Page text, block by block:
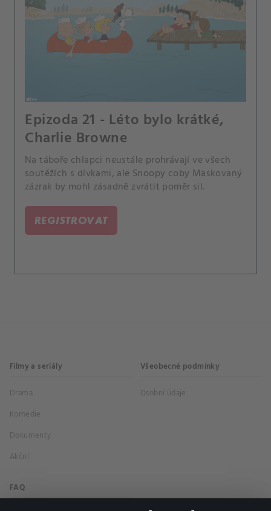
Epizoda 21 - Léto bylo krátké,
Charlie Browne
Na táboře chlapci neustále prohrávají ve všech
soutěžích s dívkami, ale Snoopy coby Maskovaný
zázrak by mohl zásadně zvrátit poměr sil.
REGISTROVAT
Filmy a seriály
Drama
Komedie
Dokumenty
Akční
Všeobecné podmínky
Osobní údaje
FAQ